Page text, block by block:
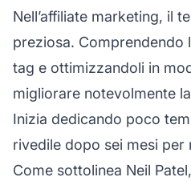
Nell’affiliate marketing, il
preziosa. Comprendendo
tag e ottimizzandoli in
migliorare notevolmente
Inizia dedicando poco
rivedile dopo sei mesi per
Come sottolinea Neil